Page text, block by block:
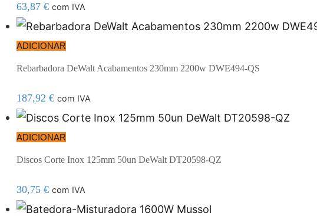
63,87 € com IVA
ADICIONAR
Rebarbadora DeWalt Acabamentos 230mm 2200w DWE494-QS
187,92 € com IVA
ADICIONAR
Discos Corte Inox 125mm 50un DeWalt DT20598-QZ
30,75 € com IVA